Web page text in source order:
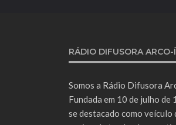
RÁDIO DIFUSORA ARCO-
Somos a Rádio Difusora
Fundada em 10 de julho de
se destacado como veículo